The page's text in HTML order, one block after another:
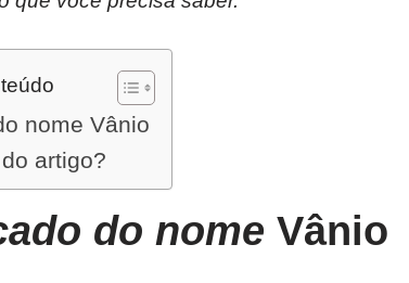
nome Vânio
artigo?
do nome Vânio